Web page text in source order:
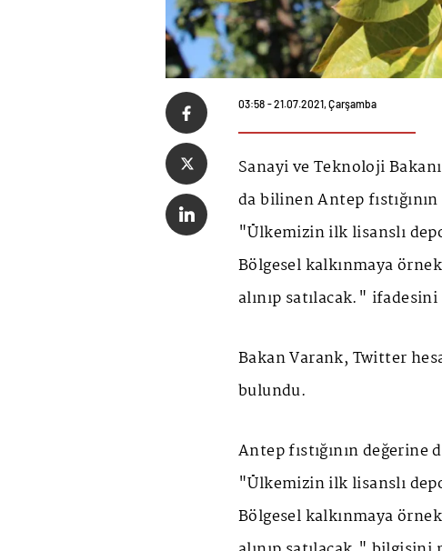
03:58 - 21.07.2021, Çarşamba
Sanayi ve Teknoloji
da bilinen Antep
"Ülkemizin ilk lisanslı
Bölgesel kalkınmaya
alınıp satılacak."
Bakan Varank, Twitter
bulundu.
Antep fıstığının değerine
"Ülkemizin ilk lisanslı
Bölgesel kalkınmaya